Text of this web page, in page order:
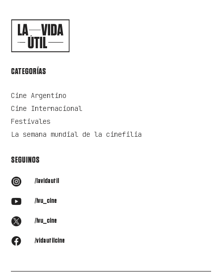
CATEGORÍAS
Cine Argentino
Cine Internacional
Festivales
La semana mundial de la cinefilia
SEGUINOS
 /lavidautil
 /lvu_cine
 /lvu_cine
 /vidautilcine